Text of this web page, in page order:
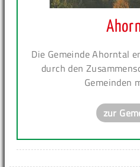
Die Gemeinde Ahorntal
durch den
Gemeinden
zur